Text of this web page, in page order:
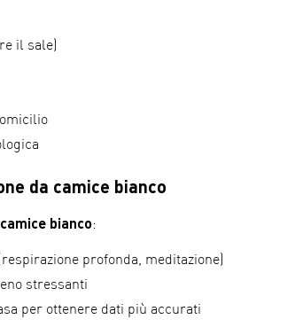
il sale)
da camice bianco
bianco:
profonda, meditazione)
stressanti
per ottenere dati più accurati